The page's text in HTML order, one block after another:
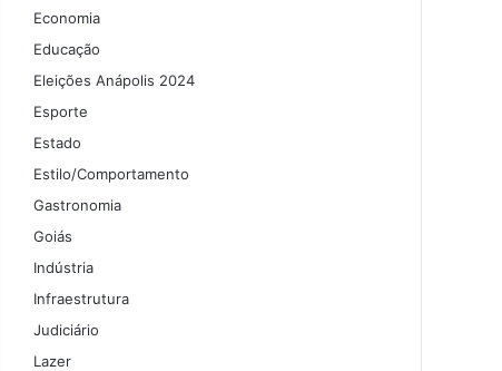
Economia
Educação
Eleições Anápolis 2024
Esporte
Estado
Estilo/Comportamento
Gastronomia
Goiás
Indústria
Infraestrutura
Judiciário
Lazer